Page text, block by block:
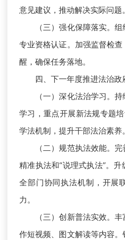
意见建议，推动解决实际问题。
（三）强化保障落实。组
专业资格认证。加强监督检
醒，确保任务落地。
四、下一年度推进法治政
（一）深化法治学习。持
学习，重点开展新法规专题
学法机制，提升干部法治素养。
（二）规范执法效能。完
精准执法和“说理式执法”。
全部门协同执法机制，开展
力。
（三）创新普法实效。丰
作短视频、图文解读等内容